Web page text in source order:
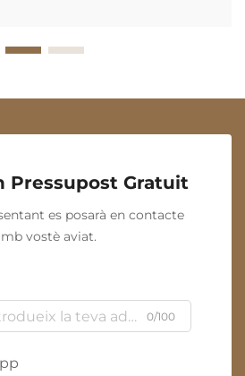
Pressupost Gratuit
es posarà en contacte
vostè aviat.
0/100